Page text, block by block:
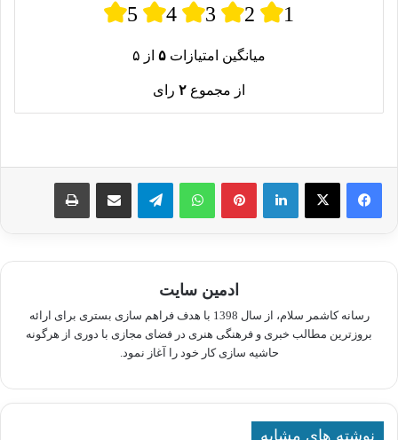
5 4 3 2 1
میانگین امتیازات ۵ از ۵
از مجموع ۲ رای
لینکدین پینترستواتس آپ تلگرام اشتراک گذاری از طریق ایمیل چاپ
ادمین سایت
رسانه کاشمر سلام، از سال 1398 با هدف فراهم سازی بستری برای ارائه
بروزترین مطالب خبری و فرهنگی هنری در فضای مجازی با دوری از هرگونه
حاشیه سازی کار خود را آغاز نمود.
نوشته های مشابه